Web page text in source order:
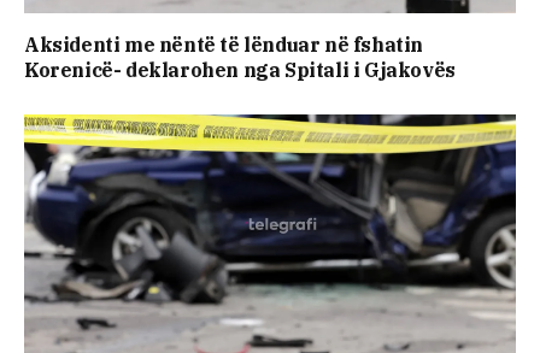
Aksidenti me nëntë të lënduar në fshatin
Korenicë- deklarohen nga Spitali i Gjakovës